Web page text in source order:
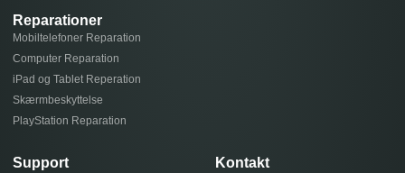
Reparationer
Mobiltelefoner Reparation
Computer Reparation
iPad og Tablet Reperation
Skærmbeskyttelse
PlayStation Reparation
Support Kontakt